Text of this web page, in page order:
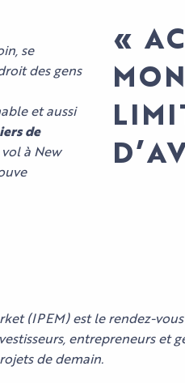
se
des gens
et aussi
de
à New
«
(IPEM) est le rendez-
entrepreneurs et
de demain.